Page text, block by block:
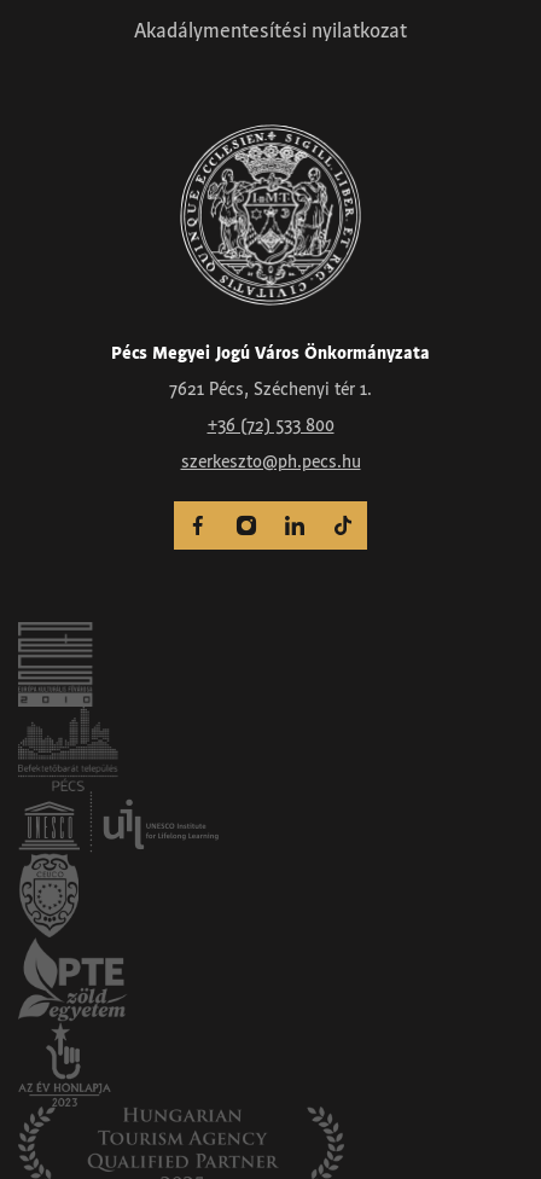
Akadálymentesítési nyilatkozat
Pécs Megyei Jogú Város Önkormányzata
7621 Pécs, Széchenyi tér 1.
+36 (72) 533 800
szerkeszto@ph.pecs.hu